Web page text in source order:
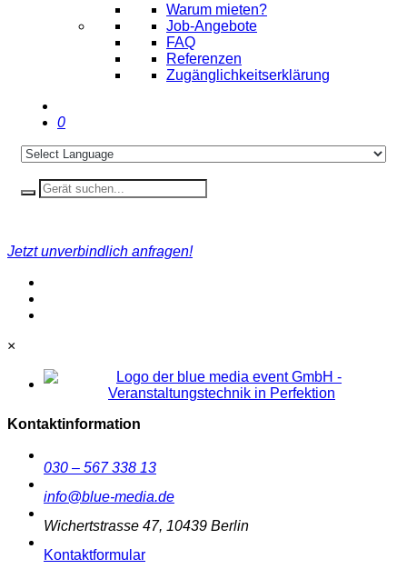
Warum mieten?
Job-Angebote
FAQ
Referenzen
Zugänglichkeitserklärung
0
Jetzt unverbindlich anfragen!
×
Kontaktinformation
030 – 567 338 13
info@blue-media.de
Wichertstrasse 47, 10439 Berlin
Kontaktformular